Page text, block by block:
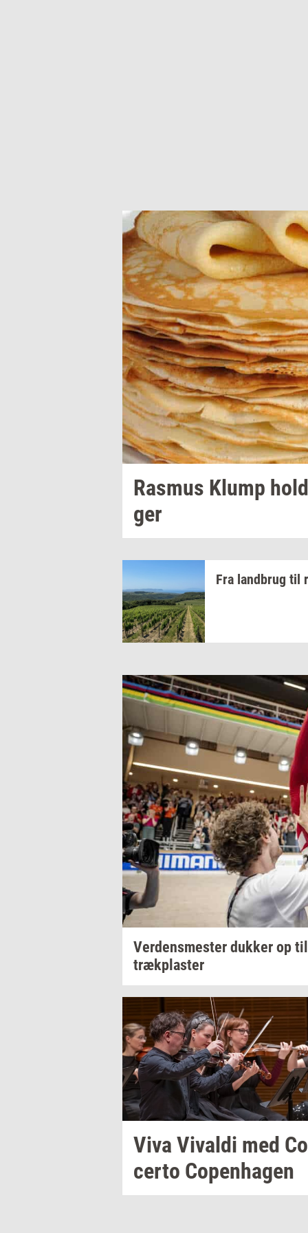
Ras­mus Klump
ger
Fra land­brug til
Ver­dens­me­ster duk­ker op
træk­pla­ster
Viva Vi­val­di med
cer­to Co­pen­ha­gen